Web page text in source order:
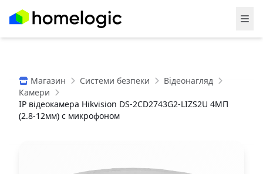
Магазин Системи безпеки
Відеонагляд
Камери
IP відеокамера Hikvision DS-2CD2743G2-LIZS2U 4МП
(2.8-12мм) с микрофоном